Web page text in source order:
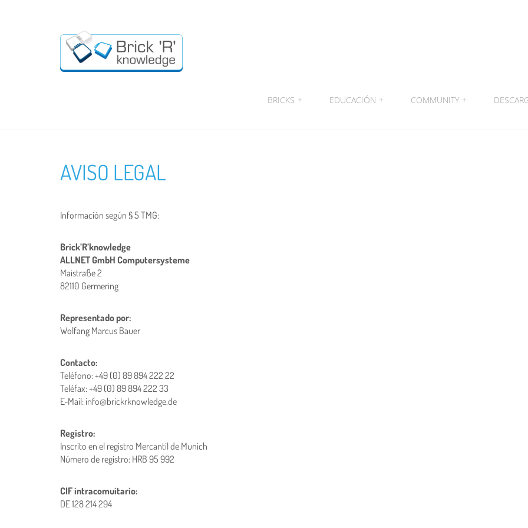
BRICKS + EDUCACIÓN + COMMUNITY +
AVISO LEGAL
Información según § 5 TMG:
Brick’R’knowledge
ALLNET GmbH Computersysteme
Maistraße 2
82110 Germering
Representado por:
Wolfang Marcus Bauer
Contacto:
Teléfono: +49 (0) 89 894 222 22
Teléfax: +49 (0) 89 894 222 33
E-Mail: info@brickrknowledge.de
Registro:
Inscrito en el registro Mercantil de Munich
Número de registro: HRB 95 992
CIF intracomuitario:
DE 128 214 294